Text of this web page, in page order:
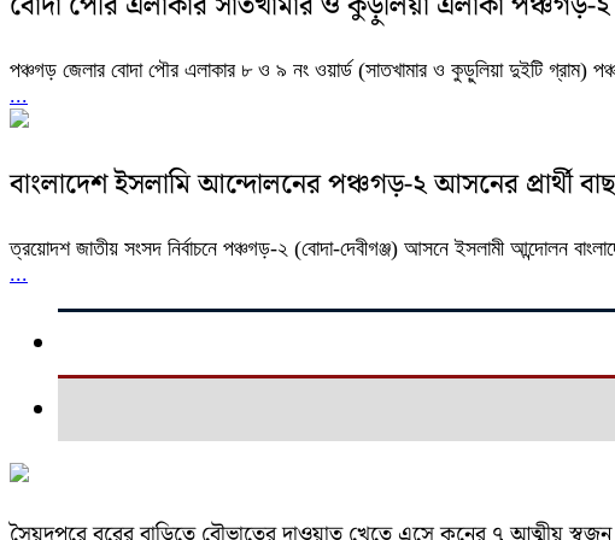
পঞ্চগড় জেলার বোদা পৌর এলাকার ৮ ও ৯ নং ওয়ার্ড (সাতখামার ও কুড়ুলিয়া দুইটি গ্রাম)
...
বাংলাদেশ ইসলামি আন্দোলনের পঞ্চগড়-২ আসনের প্রার্থী
ত্রয়োদশ জাতীয় সংসদ নির্বাচনে পঞ্চগড়-২ (বোদা-দেবীগঞ্জ) আসনে ইসলামী আন্দোলন
...